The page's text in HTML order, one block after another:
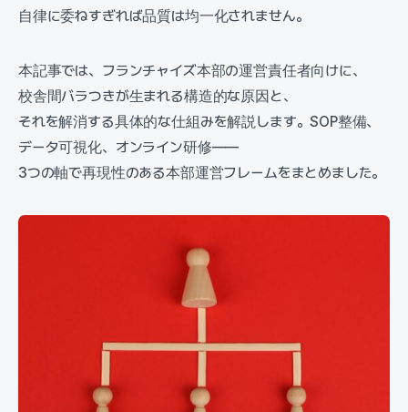
自律に委ねすぎれば品質は均一化されません。
本記事では、フランチャイズ本部の運営責任者向けに、
校舎間バラつきが生まれる構造的な原因と、
それを解消する具体的な仕組みを解説します。SOP整備、
データ可視化、オンライン研修——
3つの軸で再現性のある本部運営フレームをまとめました。